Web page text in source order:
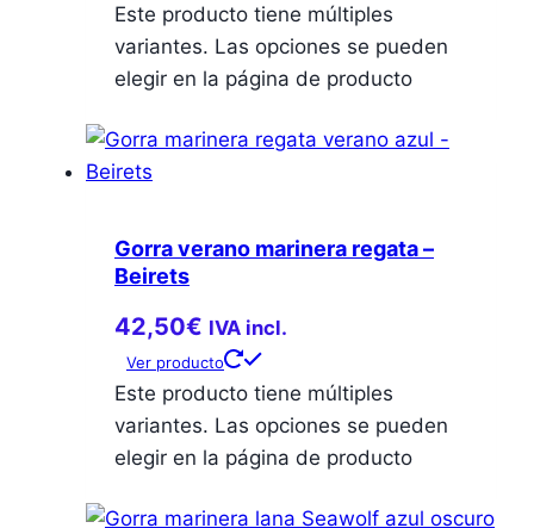
Este producto tiene múltiples
variantes. Las opciones se pueden
elegir en la página de producto
Gorra verano marinera regata –
Beirets
42,50€ IVA incl.
Ver producto
Este producto tiene múltiples
variantes. Las opciones se pueden
elegir en la página de producto